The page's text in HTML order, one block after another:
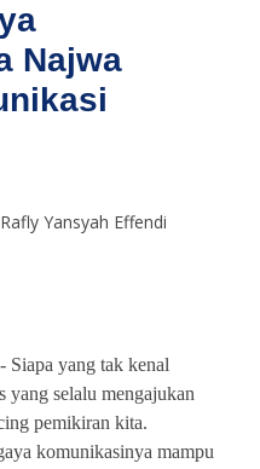
Najwa
Rafly Yansyah Effendi
Siapa yang tak kenal
yang selalu mengajukan
pemikiran kita.
komunikasinya mampu